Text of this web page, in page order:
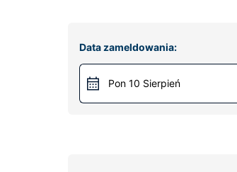
Data zameldowania:
Pon 10 Sierpień